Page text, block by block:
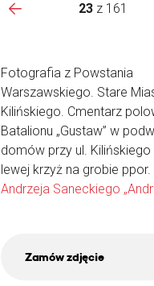
23 z 161
Fotografia z Powstania
Warszawskiego. Stare
Kilińskiego. Cmentarz
Batalionu „Gustaw” w
domów przy ul. Kilińskiego
lewej krzyż na grobie ppor.
Andrzeja Saneckiego
Zamów zdjęcie